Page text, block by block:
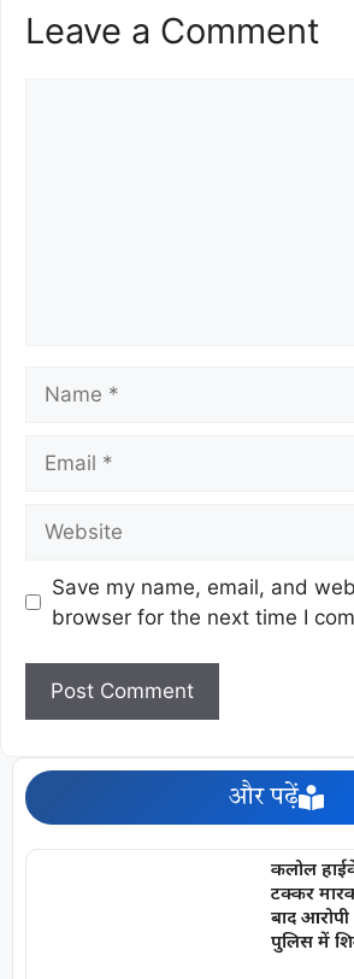
Leave a Comment
Save my name, email, and
browser for the next time I
और पढ़ें
कलोल
टक्कर
बाद आरोपी
पुलिस में